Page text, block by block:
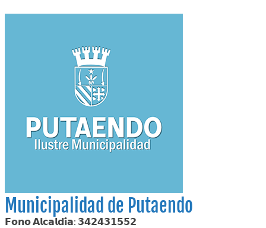
to
Municipalidad de Putaendo
𝗙𝗼𝗻𝗼 𝗔𝗹𝗰𝗮𝗹𝗱𝗶́𝗮: 𝟯𝟰𝟮𝟰𝟯𝟭𝟱𝟱𝟮